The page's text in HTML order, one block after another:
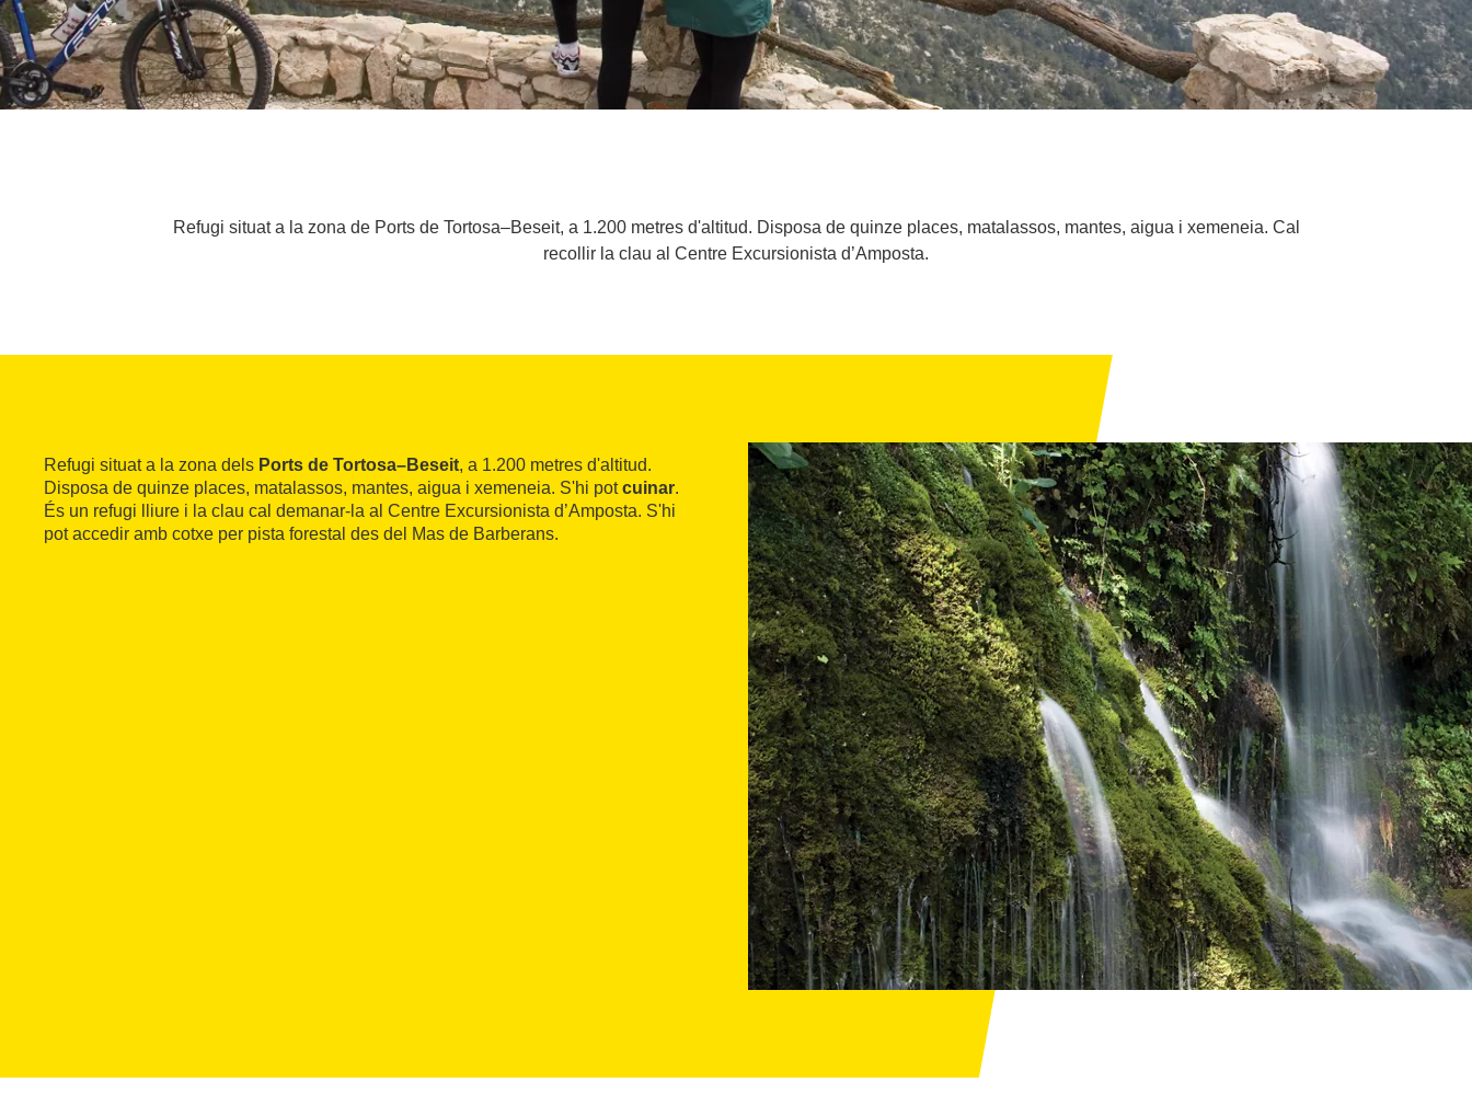
Refugi situat a la zona de Ports de Tortosa–Beseit, a 1.200 metres d'altitud. Disposa de quinze places, matalassos, mantes, aigua i xemeneia. Cal
recollir la clau al Centre Excursionista d’Amposta.
Refugi situat a la zona dels Ports de Tortosa–Beseit, a 1.200 metres d'altitud.
Disposa de quinze places, matalassos, mantes, aigua i xemeneia. S'hi potcuinar.
És un refugi lliure i la clau cal demanar-la al Centre Excursionista d’Amposta. S'hi
pot accedir amb cotxe per pista forestal des del Mas de Barberans.